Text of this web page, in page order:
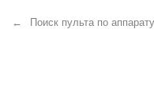
Поиск пульта по